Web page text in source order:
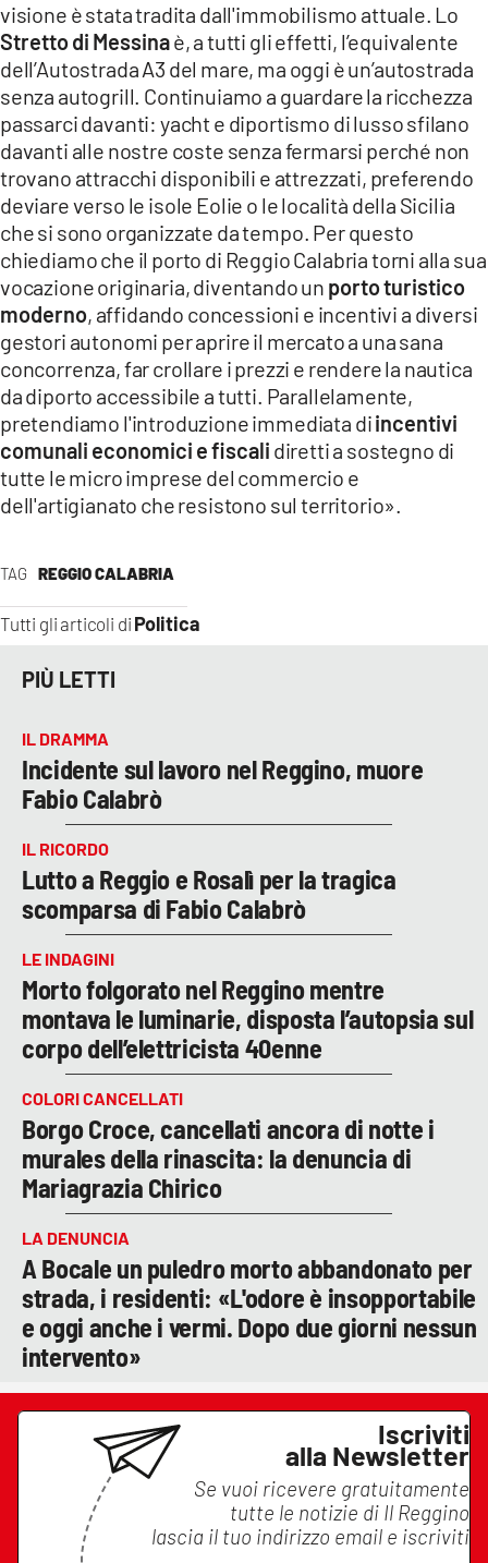
TAG REGGIO CALABRIA
Tutti gli articoli di Politica
visione è stata tradita dall'immobilismo attuale. Lo
Stretto di Messinaè, a tutti gli effetti, l’equivalente
dell’Autostrada A3 del mare, ma oggi è un’autostrada
senza autogrill. Continuiamo a guardare la ricchezza
passarci davanti: yacht e diportismo di lusso sfilano
davanti alle nostre coste senza fermarsi perché non
trovano attracchi disponibili e attrezzati, preferendo
deviare verso le isole Eolie o le località della Sicilia
che si sono organizzate da tempo. Per questo
chiediamo che il porto di Reggio Calabria torni alla sua
vocazione originaria, diventando un porto turistico
moderno, affidando concessioni e incentivi a diversi
gestori autonomi per aprire il mercato a una sana
concorrenza, far crollare i prezzi e rendere la nautica
da diporto accessibile a tutti. Parallelamente,
pretendiamo l'introduzione immediata diincentivi
comunali economici e fiscali diretti a sostegno di
tutte le micro imprese del commercio e
dell'artigianato che resistono sul territorio».
PIÙ LETTI
IL DRAMMA
Incidente sul lavoro nel Reggino, muore
Fabio Calabrò
IL RICORDO
Lutto a Reggio e Rosalì per la tragica
scomparsa di Fabio Calabrò
LE INDAGINI
Morto folgorato nel Reggino mentre
montava le luminarie, disposta l’autopsia sul
corpo dell’elettricista 40enne
COLORI CANCELLATI
Borgo Croce, cancellati ancora di notte i
murales della rinascita: la denuncia di
Mariagrazia Chirico
LA DENUNCIA
A Bocale un puledro morto abbandonato per
strada, i residenti: «L'odore è insopportabile
e oggi anche i vermi. Dopo due giorni nessun
intervento»
Iscriviti
alla Newsletter
Se vuoi ricevere gratuitamente
tutte le notizie di Il Reggino
lascia il tuo indirizzo email e iscriviti